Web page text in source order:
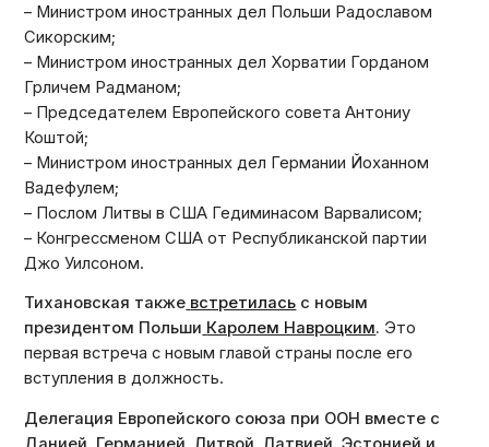
– Министром иностранных дел Польши Радославом
Сикорским;
– Министром иностранных дел Хорватии Горданом
Грличем Радманом;
– Председателем Европейского совета Антониу
Коштой;
– Министром иностранных дел Германии Йоханном
Вадефулем;
– Послом Литвы в США Гедиминасом Варвалисом;
– Конгрессменом США от Республиканской партии
Джо Уилсоном.
Тихановская также встретилась с новым
президентом Польши Каролем Навроцким. Это
первая встреча с новым главой страны после его
вступления в должность.
Делегация Европейского союза при ООН вместе с